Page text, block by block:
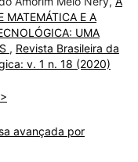
MATEMÁTICA E A
UMA
, Revista Brasileira da
v. 1 n. 18 (2020)
avançada por